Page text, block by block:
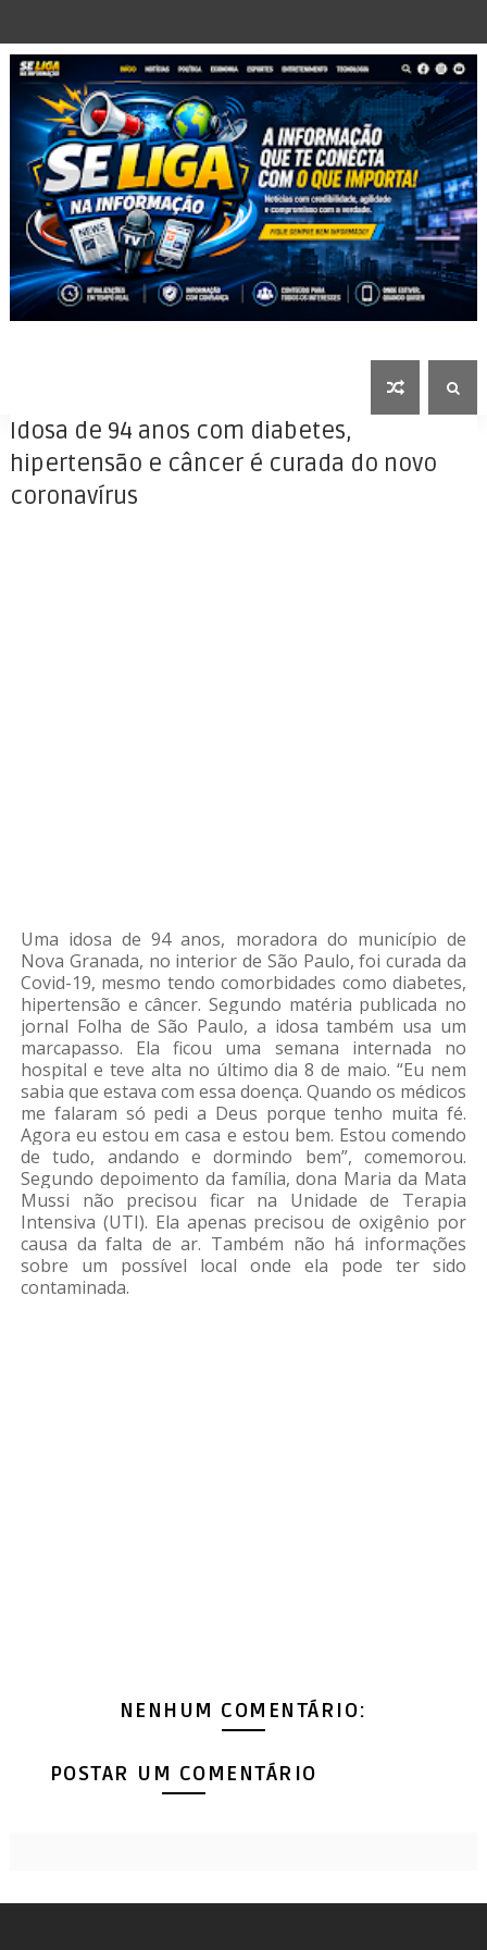
Idosa de 94 anos com diabetes,
hipertensão e câncer é curada do novo
coronavírus
Uma idosa de 94 anos, moradora do município de
Nova Granada, no interior de São Paulo, foi curada da
Covid-19, mesmo tendo comorbidades como diabetes,
hipertensão e câncer. Segundo matéria publicada no
jornal Folha de São Paulo, a idosa também usa um
marcapasso. Ela ficou uma semana internada no
hospital e teve alta no último dia 8 de maio. “Eu nem
sabia que estava com essa doença. Quando os médicos
me falaram só pedi a Deus porque tenho muita fé.
Agora eu estou em casa e estou bem. Estou comendo
de tudo, andando e dormindo bem”, comemorou.
Segundo depoimento da família, dona Maria da Mata
Mussi não precisou ficar na Unidade de Terapia
Intensiva (UTI). Ela apenas precisou de oxigênio por
causa da falta de ar. Também não há informações
sobre um possível local onde ela pode ter sido
contaminada.
NENHUM COMENTÁRIO:
POSTAR UM COMENTÁRIO